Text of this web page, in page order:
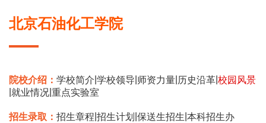
北京石油化工学院
院校介绍： 学校简介 学校领导 师资力量 历史沿革 校园风景
就业情况 重点实验室
招生录取： 招生章程 招生计划 保送生招生 本科招生办